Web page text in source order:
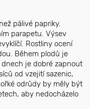
pálivé papriky.
parapetu. Výsev
Rostliny ocení
Během plodů je
je dobré zapnout
od vzejití sazenic,
odrůdy by měly být
aby nedocházelo